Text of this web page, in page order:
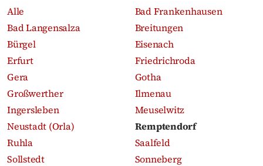
Alle
Bad Frankenhausen
Bad Langensalza
Breitungen
Bürgel
Eisenach
Erfurt
Friedrichroda
Gera
Gotha
Großwerther
Ilmenau
Ingersleben
Meuselwitz
Neustadt (Orla)
Remptendorf
Ruhla
Saalfeld
Sollstedt
Sonneberg